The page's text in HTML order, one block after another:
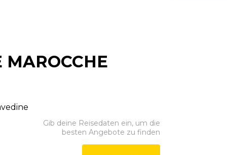
MAROCCHE
Gib deine Reisedaten ein, um die
besten Angebote zu finden